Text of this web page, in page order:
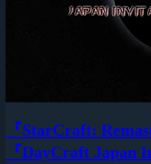
『StarCraft:
『DayCraft Japan